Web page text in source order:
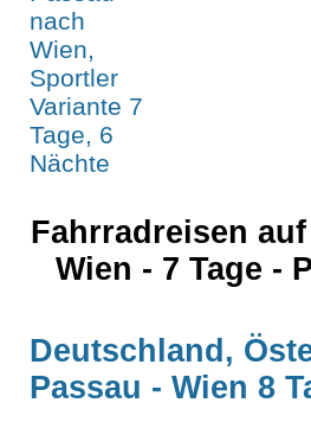
Fahrradreisen
Wien - 7 Tage -
Deutschland,
Passau - Wien 8